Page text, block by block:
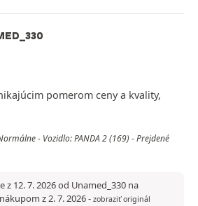
pomerom ceny a kvality,
- Vozidlo: PANDA 2 (169) - Prejdené
12. 7. 2026 od Unamed_330 na
z 2. 7. 2026- zobraziť originál